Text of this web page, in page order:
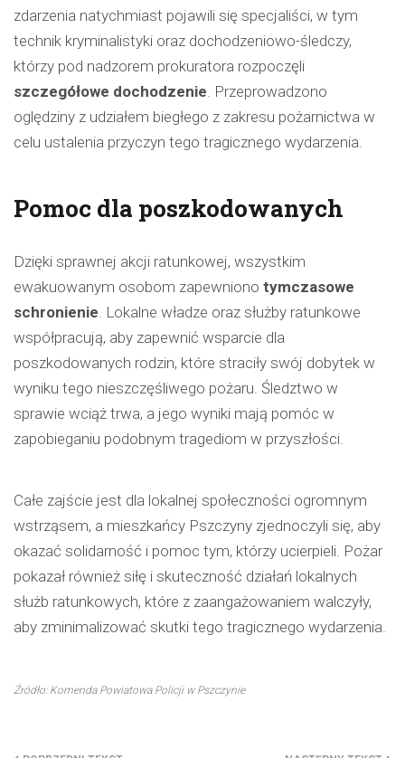
zdarzenia natychmiast pojawili się specjaliści, w tym
technik kryminalistyki oraz dochodzeniowo-śledczy,
którzy pod nadzorem prokuratora rozpoczęli
szczegółowe dochodzenie . Przeprowadzono
oględziny z udziałem biegłego z zakresu pożarnictwa w
celu ustalenia przyczyn tego tragicznego wydarzenia.
Pomoc dla poszkodowanych
Dzięki sprawnej akcji ratunkowej, wszystkim
ewakuowanym osobom zapewniono tymczasowe
schronienie . Lokalne władze oraz służby ratunkowe
współpracują, aby zapewnić wsparcie dla
poszkodowanych rodzin, które straciły swój dobytek w
wyniku tego nieszczęśliwego pożaru. Śledztwo w
sprawie wciąż trwa, a jego wyniki mają pomóc w
zapobieganiu podobnym tragediom w przyszłości.
Całe zajście jest dla lokalnej społeczności ogromnym
wstrząsem, a mieszkańcy Pszczyny zjednoczyli się, aby
okazać solidarność i pomoc tym, którzy ucierpieli. Pożar
pokazał również siłę i skuteczność działań lokalnych
służb ratunkowych, które z zaangażowaniem walczyły,
aby zminimalizować skutki tego tragicznego wydarzenia.
Źródło: Komenda Powiatowa Policji w Pszczynie